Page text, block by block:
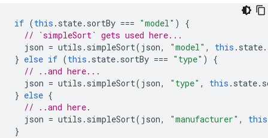
if (this . state. sortBy === "model" )
{
// `simpleSort` gets used here...
json = utils . simpleSort( json, "model" , this . state.
} else if (this . state. sortBy === "type" )
{
// ..and here...
json = utils . simpleSort( json, "type" , this . state.
} else {
// ..and here.
json = utils . simpleSort( json, "manufacturer" , this
}